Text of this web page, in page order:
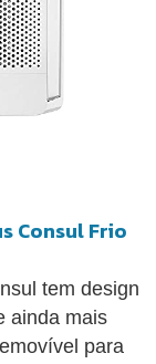
Consul Frio
tem design
ainda mais
para